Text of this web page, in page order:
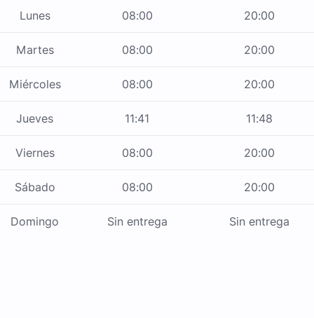
Lunes 08:00 20:00
Martes 08:00 20:00
Miércoles 08:00 20:00
Jueves 11:41 11:48
Viernes 08:00 20:00
Sábado 08:00 20:00
Domingo Sin entrega Sin entrega